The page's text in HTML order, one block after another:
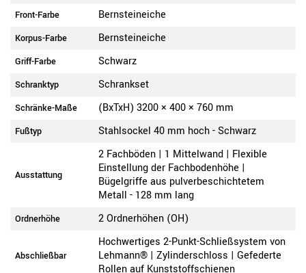
Front-Farbe Bernsteineiche
Korpus-Farbe Bernsteineiche
Griff-Farbe Schwarz
Schranktyp Schrankset
Schränke-Maße (BxTxH) 3200 × 400 × 760 mm
Fußtyp Stahlsockel 40 mm hoch - Schwarz
Ausstattung
2 Fachböden | 1 Mittelwand | Flexible
Einstellung der Fachbodenhöhe |
Bügelgriffe aus pulverbeschichtetem
Metall - 128 mm lang
Ordnerhöhe 2 Ordnerhöhen (OH)
Abschließbar
Hochwertiges 2-Punkt-Schließsystem von
Lehmann® | Zylinderschloss | Gefederte
Rollen auf Kunststoffschienen